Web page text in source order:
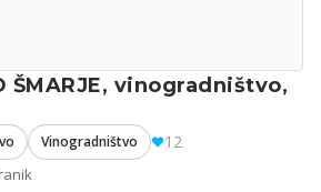
ŠMARJE, vinogradništvo,
Vinogradništvo 12